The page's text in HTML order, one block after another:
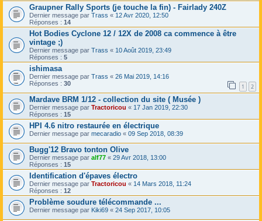
Graupner Rally Sports (je touche la fin) - Fairlady 240Z
Dernier message par Trass « 12 Avr 2020, 12:50
Réponses : 14
Hot Bodies Cyclone 12 / 12X de 2008 ca commence à être
vintage ;)
Dernier message par Trass « 10 Août 2019, 23:49
Réponses : 5
ishimasa
Dernier message par Trass « 26 Mai 2019, 14:16
Réponses : 30 1 2
Mardave BRM 1/12 - collection du site ( Musée )
Dernier message par Tractoricou « 17 Jan 2019, 22:30
Réponses : 15
HPI 4.6 nitro restaurée en électrique
Dernier message par mecaradio « 09 Sep 2018, 08:39
Bugg'12 Bravo tonton Olive
Dernier message par alf77 « 29 Avr 2018, 13:00
Réponses : 15
Identification d'épaves électro
Dernier message par Tractoricou « 14 Mars 2018, 11:24
Réponses : 12
Problème soudure télécommande ...
Dernier message par Kiki69 « 24 Sep 2017, 10:05